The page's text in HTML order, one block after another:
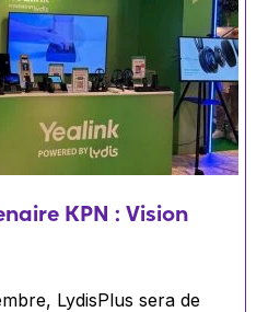
KPN : Vision
LydisPlus sera de